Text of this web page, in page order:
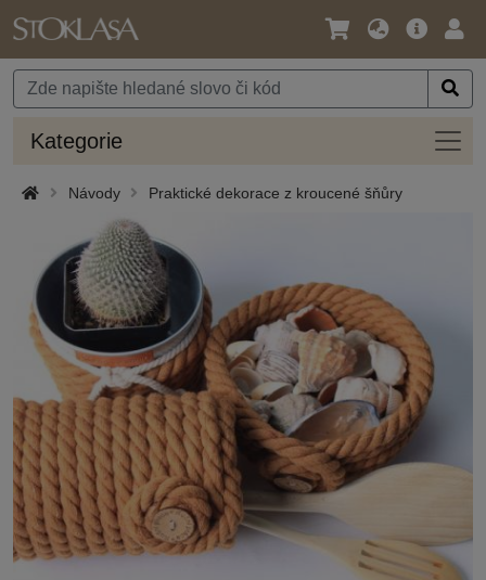
Jazyk
Měna
Hlavní
Kategorie
Návody Praktické dekorace z kroucené šňůry